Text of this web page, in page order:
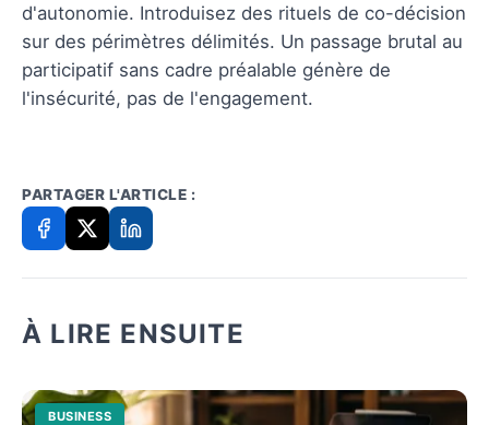
d'autonomie. Introduisez des rituels de co-décision
sur des périmètres délimités. Un passage brutal au
participatif sans cadre préalable génère de
l'insécurité, pas de l'engagement.
PARTAGER L'ARTICLE :
À LIRE ENSUITE
BUSINESS